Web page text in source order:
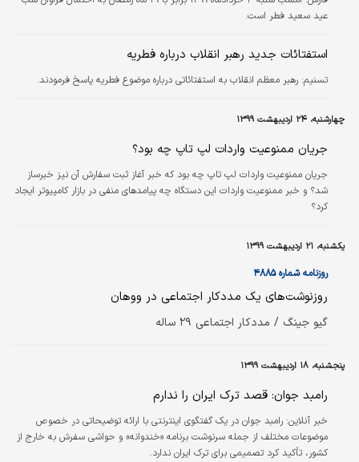
عید سعید فطر است.
استفتائات جدید رهبر انقلاب درباره فطریه
تسنیم: رهبر معظم انقلاب به استفتائاتی درباره موضوع فطریه پاسخ فرمودند.
چهارشنبه، ۲۴ اردیبهشت ۱۳۹۹
جریان ممنوعیت واردات لپ‌ تاپ چه بود؟
جریان ممنوعیت واردات لپ‌ تاپ چه بود که خبر آغاز ثبت سفارش آن نیز خبرساز
شد؟ و خبر ممنوعیت واردات این دستگاه چه پیامدهای منفی در بازار کامپیوتر ایجاد
کرد؟
یکشنبه، ۲۱ اردیبهشت ۱۳۹۹
روزنامه شماره ۴۸۸۵
روزنوشت‌های یک مددکار اجتماعی در ووهان
گیو جینگ / مددکار اجتماعی ۲۹ ساله
پنجشنبه، ۱۸ اردیبهشت ۱۳۹۹
رامبد جوان: قصد ترک ایران را ندارم
خبر آنلاین: رامبد جوان در یک گفتگوی اینترنتی با ارائه توضیحاتی در خصوص
موضوعات مختلف از جمله سرنوشت برنامه «خندوانه» و حواشی سفرش به خارج از
کشور، تأکید کرد تصمیمی برای ترک ایران ندارد.